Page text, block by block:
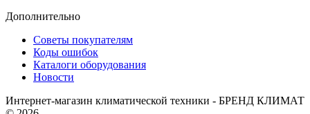
Дополнительно
Советы покупателям
Коды ошибок
Каталоги оборудования
Новости
Интернет-магазин климатической техники - БРЕНД КЛИМАТ